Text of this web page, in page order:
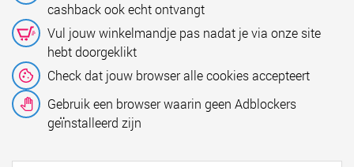
cashback ook echt ontvangt
Vul jouw winkelmandje pas nadat je via onze site
hebt doorgeklikt
Check dat jouw browser alle cookies accepteert
Gebruik een browser waarin geen Adblockers
geïnstalleerd zijn